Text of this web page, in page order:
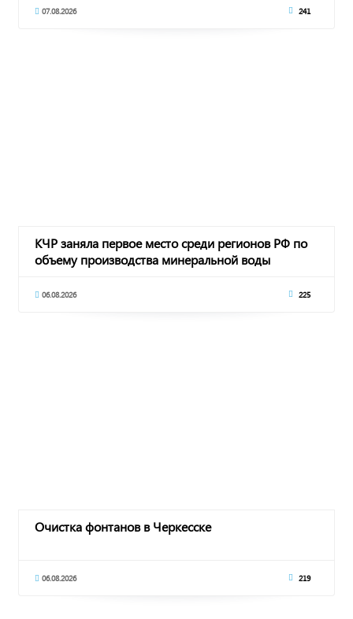
07.08.2026 241
КЧР заняла первое место среди регионов РФ по
объему производства минеральной воды
06.08.2026 225
Очистка фонтанов в Черкесске
06.08.2026 219